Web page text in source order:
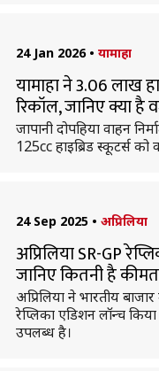
24 Jan 2026 • यामाहा
यामाहा ने 3.06 लाख
रिकॉल, जानिए क्या है
जापानी दोपहिया वाहन
125cc हाइब्रिड स्कूटर्स को
24 Sep 2025 • अप्रिलिया
अप्रिलिया SR-GP
जानिए कितनी है कीमत
अप्रिलिया ने भारतीय
रेप्लिका एडिशन लॉन्च
उपलब्ध है।